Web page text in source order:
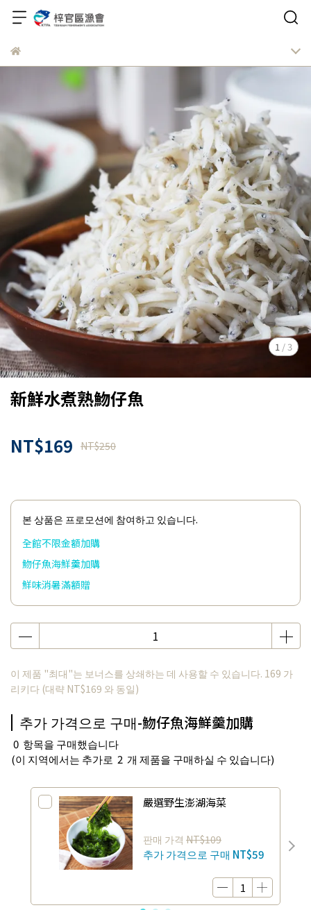
1 /3
新鮮水煮熟魩仔魚
NT$169 NT$250
본 상품은 프로모션에 참여하고 있습니다.
全館不限金額加購
魩仔魚海鮮羹加購
鮮味消暑滿額贈
이 제품 "최대"는 보너스를 상쇄하는 데 사용할 수 있습니다. 169 가
리키다 (대략 NT$169 와 동일)
추가 가격으로 구매-魩仔魚海鮮羹加購
0 항목을 구매했습니다
(이 지역에서는 추가로 2 개 제품을 구매하실 수 있습니다)
嚴選野生澎湖海菜
판매 가격 NT$109
추가 가격으로 구매 NT$59